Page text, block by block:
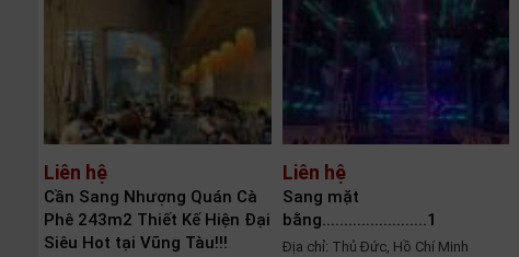
Liên hệ
Cần Sang Nhượng Quán Cà
Phê 243m2 Thiết Kế Hiện Đại
Siêu Hot tại Vũng Tàu!!!
Liên hệ
Sang mặt
bằng........................1
Địa chỉ: Thủ Đức, Hồ Chí Minh